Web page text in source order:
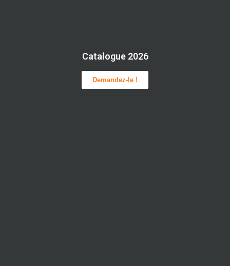
Catalogue 2026
Demandez-le !